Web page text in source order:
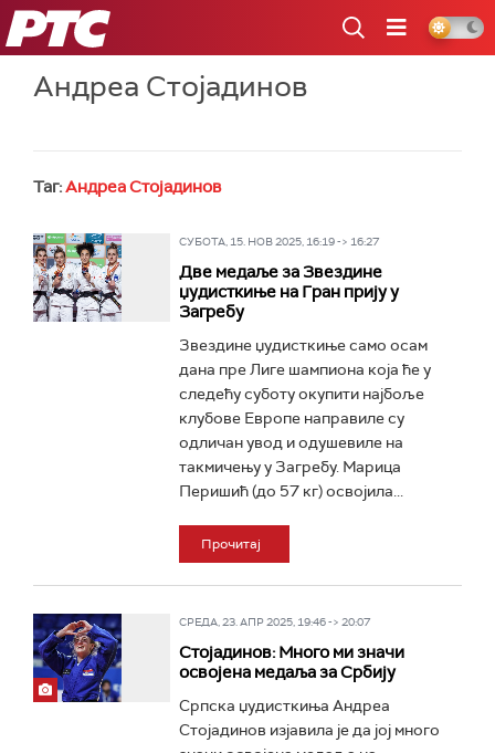
РТС
Андреа Стојадинов
Таг:Андреа Стојадинов
СУБОТА, 15. НОВ 2025, 16:19 -> 16:27
Две медаље за Звездине
џудисткиње на Гран прију у
Загребу
Звездине џудисткиње само осам
дана пре Лиге шампиона која ће у
следећу суботу окупити најбоље
клубове Европе направиле су
одличан увод и одушевиле на
такмичењу у Загребу. Марица
Перишић (до 57 кг) освојила...
Прочитај
СРЕДА, 23. АПР 2025, 19:46 -> 20:07
Стојадинов: Много ми значи
освојена медаља за Србију
Српска џудисткиња Андреа
Стојадинов изјавила је да јој много